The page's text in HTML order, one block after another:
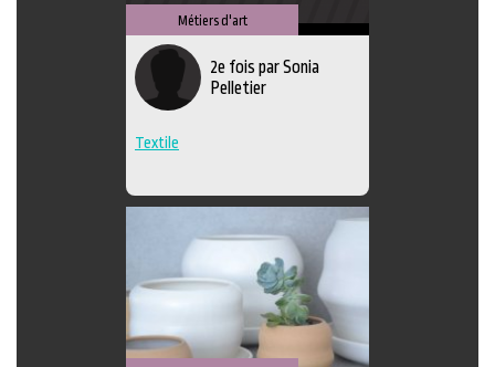
Métiers d'art
2e fois par Sonia
Pelletier
Textile